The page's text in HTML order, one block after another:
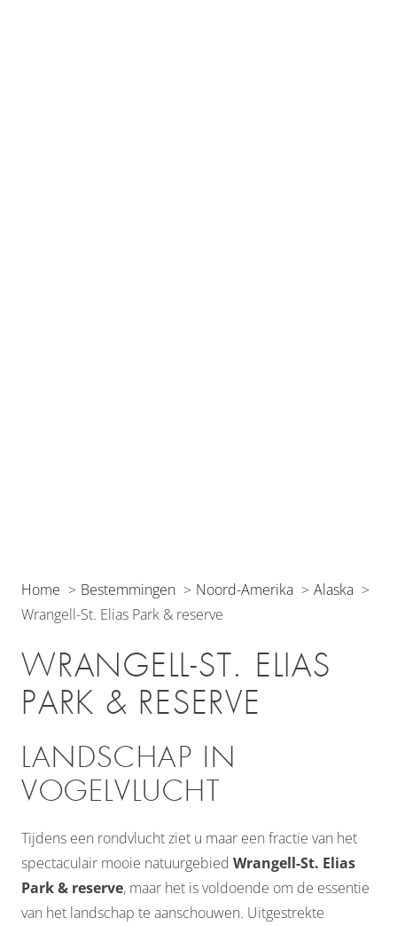
Home Bestemmingen Noord-Amerika
Alaska
Wrangell-St. Elias Park & reserve
WRANGELL-ST. ELIAS
PARK & RESERVE
LANDSCHAP IN
VOGELVLUCHT
Tijdens een rondvlucht ziet u maar een fractie van het
spectaculair mooie natuurgebied Wrangell-St. Elias
Park & reserve, maar het is voldoende om de essentie
van het landschap te aanschouwen. Uitgestrekte